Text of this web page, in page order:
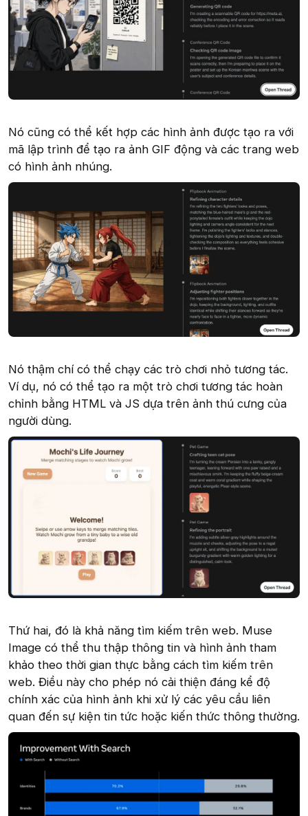
Nó cũng có thể kết hợp các hình ảnh được tạo ra với
mã lập trình để tạo ra ảnh GIF động và các trang web
có hình ảnh nhúng.
Nó thậm chí có thể chạy các trò chơi nhỏ tương tác.
Ví dụ, nó có thể tạo ra một trò chơi tương tác hoàn
chỉnh bằng HTML và JS dựa trên ảnh thú cưng của
người dùng.
Thứ hai, đó là khả năng tìm kiếm trên web. Muse
Image có thể thu thập thông tin và hình ảnh tham
khảo theo thời gian thực bằng cách tìm kiếm trên
web. Điều này cho phép nó cải thiện đáng kể độ
chính xác của hình ảnh khi xử lý các yêu cầu liên
quan đến sự kiện tin tức hoặc kiến thức thông thường.